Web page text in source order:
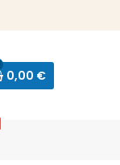
0,00 €